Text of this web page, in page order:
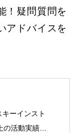
Online Store
！疑問質問を
アドバイスを
ーインスト
の活動実績。